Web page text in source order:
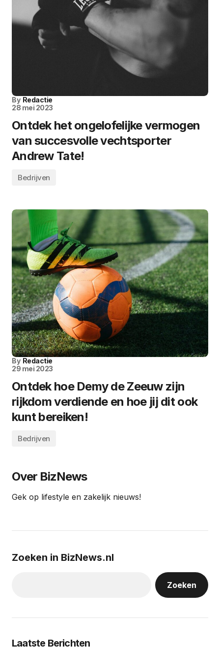
By Redactie
28 mei 2023
Ontdek het ongelofelijke vermogen
van succesvolle vechtsporter
Andrew Tate!
Bedrijven
By Redactie
29 mei 2023
Ontdek hoe Demy de Zeeuw zijn
rijkdom verdiende en hoe jij dit ook
kunt bereiken!
Bedrijven
Over BizNews
Gek op lifestyle en zakelijk nieuws!
Zoeken in BizNews.nl
Zoeken
Laatste Berichten